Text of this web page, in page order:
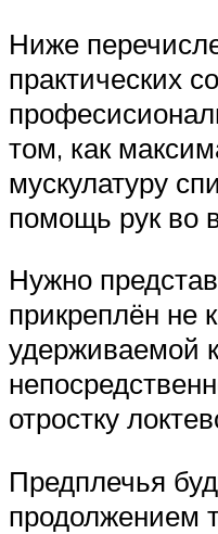
Ниже
практических
том, как
мускулатуру
помощь рук во
Нужно
прикреплён не
удерживаемой
отростку
Предплечья
продолжением